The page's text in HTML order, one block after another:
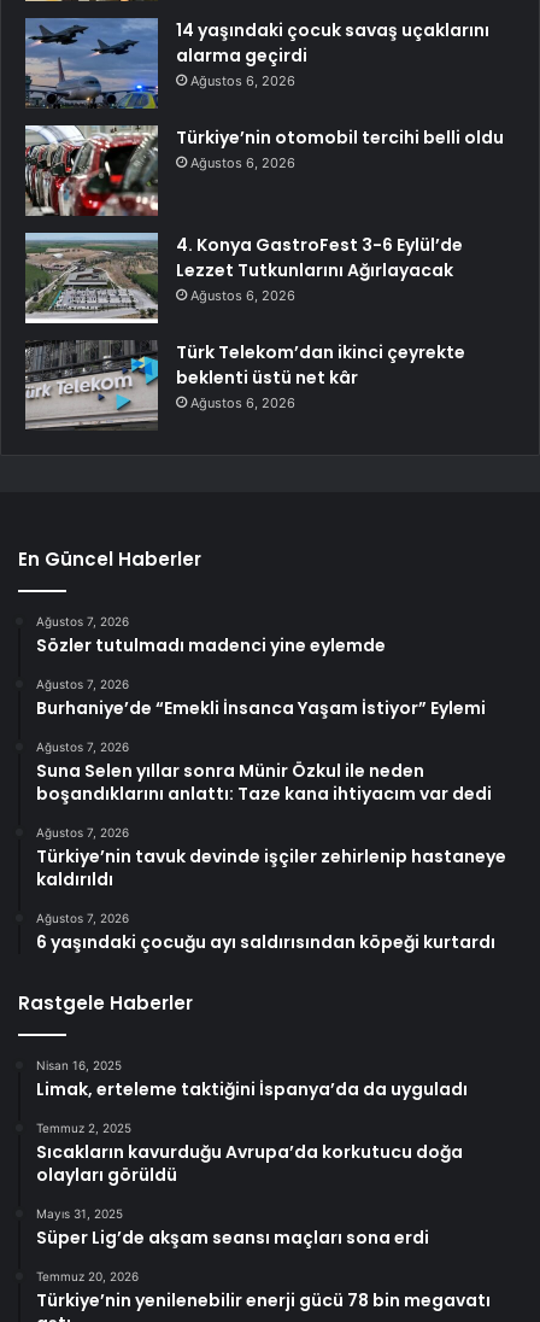
14 yaşındaki çocuk savaş uçaklarını
alarma geçirdi
Ağustos 6, 2026
Türkiye’nin otomobil tercihi belli oldu
Ağustos 6, 2026
4. Konya GastroFest 3-6 Eylül’de
Lezzet Tutkunlarını Ağırlayacak
Ağustos 6, 2026
Türk Telekom’dan ikinci çeyrekte
beklenti üstü net kâr
Ağustos 6, 2026
En Güncel Haberler
Ağustos 7, 2026
Sözler tutulmadı madenci yine eylemde
Ağustos 7, 2026
Burhaniye’de “Emekli İnsanca Yaşam İstiyor” Eylemi
Ağustos 7, 2026
Suna Selen yıllar sonra Münir Özkul ile neden
boşandıklarını anlattı: Taze kana ihtiyacım var dedi
Ağustos 7, 2026
Türkiye’nin tavuk devinde işçiler zehirlenip hastaneye
kaldırıldı
Ağustos 7, 2026
6 yaşındaki çocuğu ayı saldırısından köpeği kurtardı
Rastgele Haberler
Nisan 16, 2025
Limak, erteleme taktiğini İspanya’da da uyguladı
Temmuz 2, 2025
Sıcakların kavurduğu Avrupa’da korkutucu doğa
olayları görüldü
Mayıs 31, 2025
Süper Lig’de akşam seansı maçları sona erdi
Temmuz 20, 2026
Türkiye’nin yenilenebilir enerji gücü 78 bin megavatı